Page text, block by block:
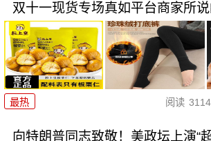
双十一现货专场真如平台商家所说
最热 阅读
向特朗普同志致敬！美政坛上演“